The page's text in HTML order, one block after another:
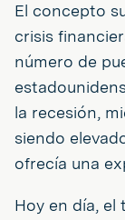
El concepto
crisis
número de
la recesión,
siendo
ofrecía una
Hoy en día, el